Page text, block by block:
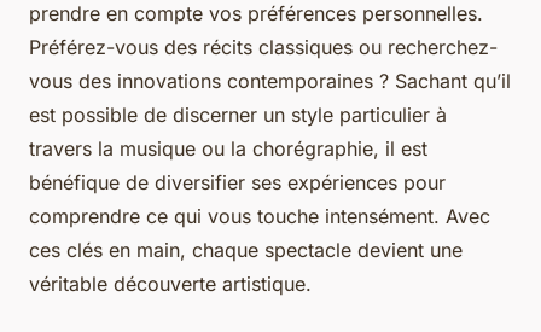
prendre en compte vos préférences personnelles.
Préférez-vous des récits classiques ou recherchez-
vous des innovations contemporaines ? Sachant qu’il
est possible de discerner un style particulier à
travers la musique ou la chorégraphie, il est
bénéfique de diversifier ses expériences pour
comprendre ce qui vous touche intensément. Avec
ces clés en main, chaque spectacle devient une
véritable découverte artistique.